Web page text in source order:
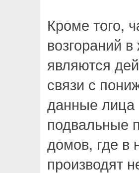
Кроме того,
возгораний
являются
связи с
данные лица
подвальные
домов, где в
производят